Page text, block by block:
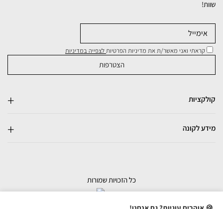
שוות!
קראתי ואני מאשר/ת את מדיניות הפרטיותלצפייה במדיניות
קולקציות
מידע לקונה
בניית אתרי מכירות
כל הזכויות שמורות